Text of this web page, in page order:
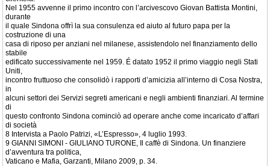
Nel 1955 avvenne il primo incontro con l’arcivescovo Giovan Battista Montini,
durante
il quale Sindona offrì la sua consulenza ed aiuto al futuro papa per la
costruzione di una
casa di riposo per anziani nel milanese, assistendolo nel finanziamento dello
stabile
edificato successivamente nel 1959. É datato 1952 il primo viaggio negli Stati
Uniti,
incontro fruttuoso che consolidò i rapporti d’amicizia all’interno di Cosa Nostra,
in
alcuni settori dei Servizi segreti americani e negli ambienti finanziari. Al termine
di
questo confronto Sindona cominciò ad operare anche come incaricato d’affari
di società
8 Intervista a Paolo Patrizi, «L’Espresso», 4 luglio 1993.
9 GIANNI SIMONI - GIULIANO TURONE, Il caffè di Sindona. Un finanziere
d’avventura tra politica,
Vaticano e Mafia, Garzanti, Milano 2009, p. 34.